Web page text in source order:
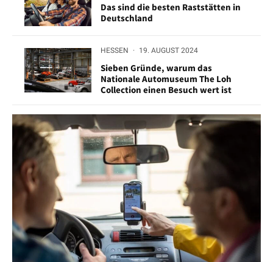
Das sind die besten Raststätten in
Deutschland
HESSEN · 19. AUGUST 2024
Sieben Gründe, warum das
Nationale Automuseum The Loh
Collection einen Besuch wert ist